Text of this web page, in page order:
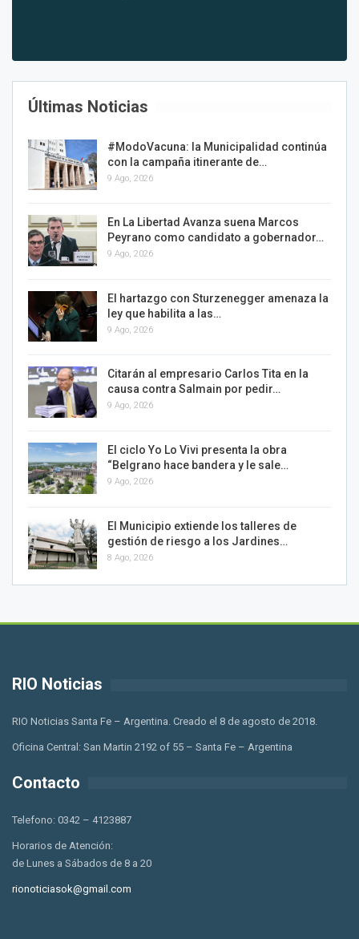
Últimas Noticias
#ModoVacuna: la Municipalidad continúa
con la campaña itinerante de…
9 Ago, 2026
En La Libertad Avanza suena Marcos
Peyrano como candidato a gobernador…
9 Ago, 2026
El hartazgo con Sturzenegger amenaza la
ley que habilita a las…
9 Ago, 2026
Citarán al empresario Carlos Tita en la
causa contra Salmain por pedir…
9 Ago, 2026
El ciclo Yo Lo Vivi presenta la obra
“Belgrano hace bandera y le sale…
9 Ago, 2026
El Municipio extiende los talleres de
gestión de riesgo a los Jardines…
8 Ago, 2026
RIO Noticias
RIO Noticias Santa Fe – Argentina. Creado el 8 de agosto de 2018.
Oficina Central: San Martin 2192 of 55 – Santa Fe – Argentina
Contacto
Telefono: 0342 – 4123887
Horarios de Atención:
de Lunes a Sábados de 8 a 20
rionoticiasok@gmail.com